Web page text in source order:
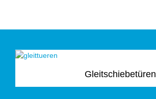
Gleitschiebetüren